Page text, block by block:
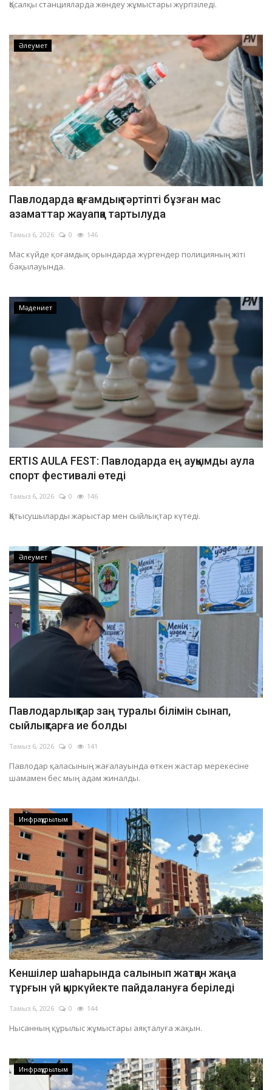
«Ертіс орманындағы» өрт жедел сөндірілді
Павлодар облысындағы дала өрті оқшауланды
Қосалқы станцияларда жөндеу жұмыстары жүргізіледі.
Әлеумет
Павлодарда қоғамдық тәртіпті бұзған мас
азаматтар жауапқа тартылуда
Тамыз 6, 2026 0 146
Мас күйде қоғамдық орындарда жүргендер полицияның жіті
бақылауында.
Мәдениет
ERTIS AULA FEST: Павлодарда ең ауқымды аула
спорт фестивалі өтеді
Тамыз 6, 2026 0 146
Қатысушыларды жарыстар мен сыйлықтар күтеді.
Әлеумет
Павлодарлықтар заң туралы білімін сынап,
сыйлықтарға ие болды
Тамыз 6, 2026 0 141
Павлодар қаласының жағалауында өткен жастар мерекесіне
шамамен бес мың адам жиналды.
Инфрақұрылым
Кеншілер шаһарында салынып жатқан жаңа
тұрғын үй қыркүйекте пайдалануға беріледі
Тамыз 6, 2026 0 144
Нысанның құрылыс жұмыстары аяқталуға жақын.
Инфрақұрылым